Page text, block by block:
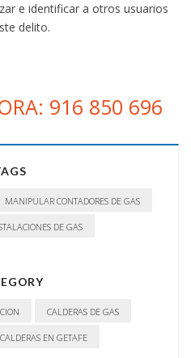
e identificar a otros usuarios
delito.
916 850 696
MANIPULAR CONTADORES DE GAS
DE GAS
CALDERAS DE GAS
EN GETAFE